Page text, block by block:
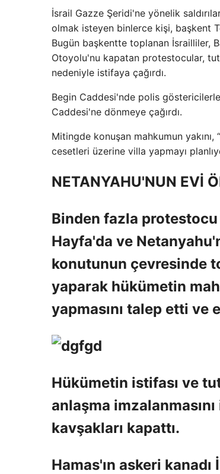
İsrail Gazze Şeridi'ne yönelik
olmak isteyen binlerce kişi, başkent
Bugün başkentte toplanan İsrailliler,
Otoyolu'nu kapatan protestocular,
nedeniyle istifaya çağırdı.
Begin Caddesi'nde polis
Caddesi'ne dönmeye çağırdı.
Mitingde konuşan mahkumun
cesetleri üzerine villa yapmayı
NETANYAHU'NUN EVİ
Binden fazla protestocu
Hayfa'da ve
konutunun çevresinde
yaparak hükümetin
yapmasını talep etti ve
Hükümetin istifası ve
anlaşma
kavşakları kapattı.
Hamas'ın askeri